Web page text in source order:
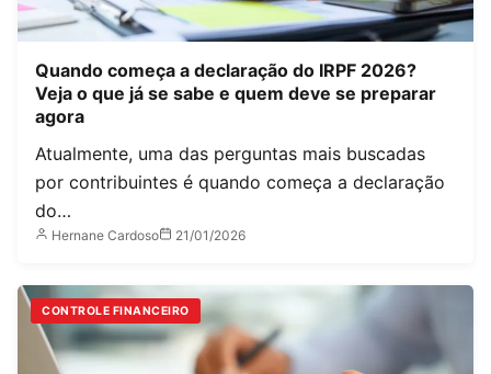
Quando começa a declaração do IRPF 2026?
Veja o que já se sabe e quem deve se preparar
agora
Atualmente, uma das perguntas mais buscadas
por contribuintes é quando começa a declaração
do…
Hernane Cardoso 21/01/2026
CONTROLE FINANCEIRO